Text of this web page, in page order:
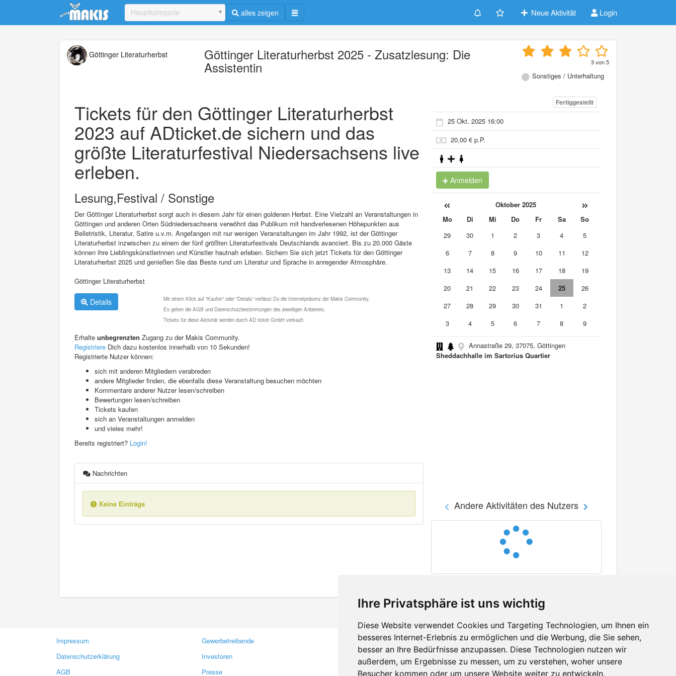
Ihre Privatsphäre ist uns wichtig
Diese Website verwendet Cookies und Targeting Technologien, um Ihnen ein
besseres Internet-Erlebnis zu ermöglichen und die Werbung, die Sie sehen,
besser an Ihre Bedürfnisse anzupassen. Diese Technologien nutzen wir
außerdem, um Ergebnisse zu messen, um zu verstehen, woher unsere
Besucher kommen oder um unsere Website weiter zu entwickeln.
Update cookies preferences
Hauptkategorie alles zeigen Neue Aktivität Login
Göttinger Literaturherbst Göttinger Literaturherbst 2025 - Zusatzlesung: Die
Assistentin 3von5
Sonstiges / Unterhaltung
Tickets für den Göttinger Literaturherbst
2023 auf ADticket.de sichern und das
größte Literaturfestival Niedersachsens live
erleben.
Lesung,Festival / Sonstige
Der Göttinger Literaturherbst sorgt auch in diesem Jahr für einen goldenen Herbst. Eine Vielzahl an Veranstaltungen in
Göttingen und anderen Orten Südniedersachsens verwöhnt das Publikum mit handverlesenen Höhepunkten aus
Belletristik, Literatur, Satire u.v.m. Angefangen mit nur wenigen Veranstaltungen im Jahr 1992, ist der Göttinger
Literaturherbst inzwischen zu einem der fünf größten Literaturfestivals Deutschlands avanciert. Bis zu 20.000 Gäste
können ihre Lieblingskünstlerinnen und Künstler hautnah erleben. Sichern Sie sich jetzt Tickets für den Göttinger
Literaturherbst 2025 und genießen Sie das Beste rund um Literatur und Sprache in anregender Atmosphäre.
Göttinger Literaturherbst
Details
Mit einem Klick auf "Kaufen" oder "Details" verlässt Du die Internetpräsenz der Makis Community.
Es gelten die AGB und Datenschutzbestimmungen des jeweiligen Anbieters.
Tickets für diese Aktivität werden durch AD ticket GmbH verkauft.
Erhalte unbegrenzten Zugang zu der Makis Community.
Registriere Dich dazu kostenlos innerhalb von 10 Sekunden!
Registrierte Nutzer können:
sich mit anderen Mitgliedern verabreden
andere Mitglieder finden, die ebenfalls diese Veranstaltung besuchen möchten
Kommentare anderer Nutzer lesen/schreiben
Bewertungen lesen/schreiben
Tickets kaufen
sich an Veranstaltungen anmelden
und vieles mehr!
Bereits registriert? Login!
Nachrichten
Keine Einträge
Fertiggestellt
25 Okt. 2025 16:00
20,00 € p.P.
Anmelden
« Oktober 2025 »
Mo Di Mi Do Fr Sa
So
29
30 1 2 3 4
5
6
7 8 9 10 11
12
13
14 15 16 17 18
19
20
21 22 23 24 25
26
27
28 29 30 31 1
2
3
4 5 6 7 8 9
Annastraße 29, 37075, Göttingen
Sheddachhalle im Sartorius Quartier
Andere Aktivitäten des Nutzers
Impressum
Datenschutzerklärung
AGB
Gewerbetreibende
Investoren
Presse
Kontakt
Feedback
Fehler melden
Facebook
Twitter
YouTube